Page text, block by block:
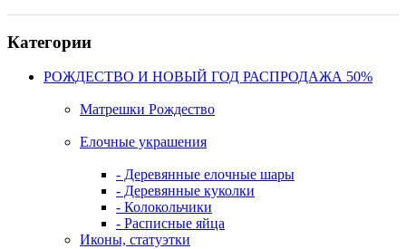
Категории
РОЖДЕСТВО И НОВЫЙ ГОД РАСПРОДАЖА 50%
Матрешки Рождество
Елочные украшения
- Деревянные елочные шары
- Деревянные куколки
- Колокольчики
- Расписные яйца
Иконы, статуэтки